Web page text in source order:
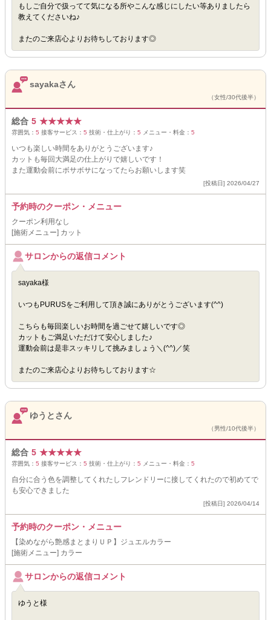
もしご自分で扱ってて気になる所やこんな感じにしたい等ありましたら
教えてくださいね♪
またのご来店心よりお待ちしております◎
sayakaさん
（女性/30代後半）
総合 5 ★★★★★
雰囲気： 5 接客サービス： 5 技術・仕上がり： 5 メニュー・料金： 5
いつも楽しい時間をありがとうございます♪
カットも毎回大満足の仕上がりで嬉しいです！
また運動会前にボサボサになってたらお願いします笑
[投稿日] 2026/04/27
予約時のクーポン・メニュー
クーポン利用なし
[施術メニュー] カット
サロンからの返信コメント
sayaka様
いつもPURUSをご利用して頂き誠にありがとうございます(^^)
こちらも毎回楽しいお時間を過ごせて嬉しいです◎
カットもご満足いただけて安心しました♪
運動会前は是非スッキリして挑みましょう＼(^^)／笑
またのご来店心よりお待ちしております☆
ゆうとさん
（男性/10代後半）
総合 5 ★★★★★
雰囲気： 5 接客サービス： 5 技術・仕上がり： 5 メニュー・料金： 5
自分に合う色を調整してくれたしフレンドリーに接してくれたので初めてで
も安心できました
[投稿日] 2026/04/14
予約時のクーポン・メニュー
【染めながら艶感まとまりＵＰ】ジュエルカラー
[施術メニュー] カラー
サロンからの返信コメント
ゆうと様